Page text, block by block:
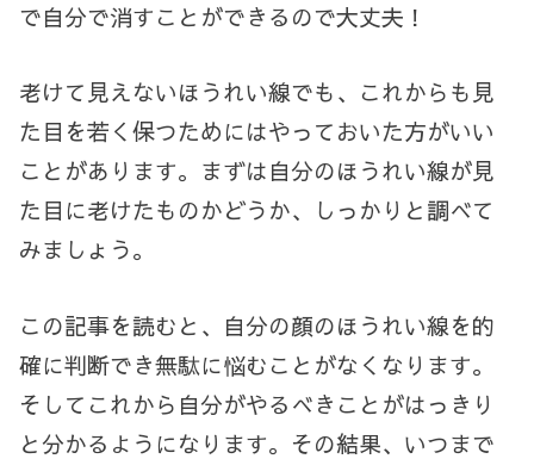
で自分で消すことができるので大丈夫！
老けて見えないほうれい線でも、これからも見
た目を若く保つためにはやっておいた方がいい
ことがあります。まずは自分のほうれい線が見
た目に老けたものかどうか、しっかりと調べて
みましょう。
この記事を読むと、自分の顔のほうれい線を的
確に判断でき無駄に悩むことがなくなります。
そしてこれから自分がやるべきことがはっきり
と分かるようになります。その結果、いつまで